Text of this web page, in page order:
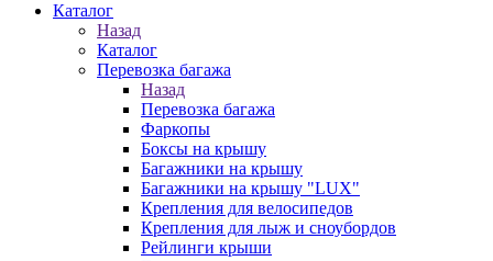
Каталог
Назад
Каталог
Перевозка багажа
Назад
Перевозка багажа
Фаркопы
Боксы на крышу
Багажники на крышу
Багажники на крышу "LUX"
Крепления для велосипедов
Крепления для лыж и сноубордов
Рейлинги крыши